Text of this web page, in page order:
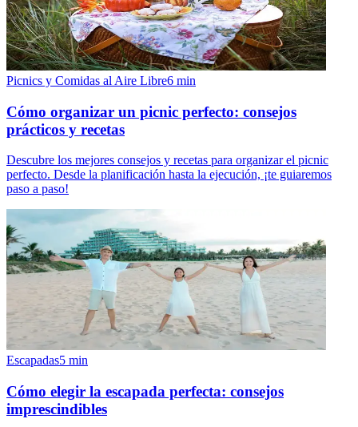
Picnics y Comidas al Aire Libre6 min
Cómo organizar un picnic perfecto: consejos
prácticos y recetas
Descubre los mejores consejos y recetas para organizar el picnic
perfecto. Desde la planificación hasta la ejecución, ¡te guiaremos
paso a paso!
Escapadas5 min
Cómo elegir la escapada perfecta: consejos
imprescindibles